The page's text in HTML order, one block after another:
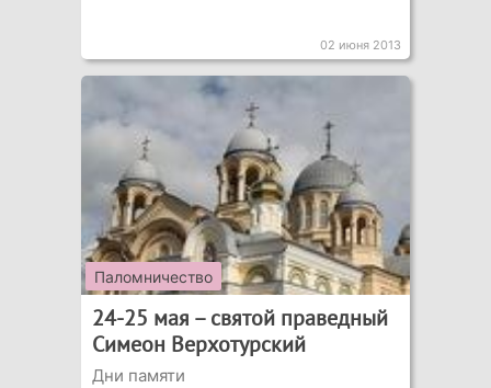
02 июня 2013
Паломничество
24-25 мая – святой праведный
Симеон Верхотурский
Дни памяти